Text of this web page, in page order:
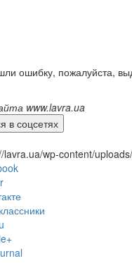
ошибку, пожалуйста,
www.lavra.ua
в соцсетях
lavra.ua/wp-content/